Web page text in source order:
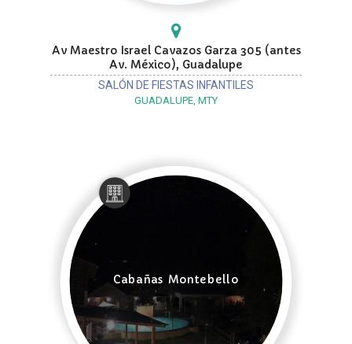
Av Maestro Israel Cavazos Garza 305 (antes
Av. México), Guadalupe
SALÓN DE FIESTAS INFANTILES
GUADALUPE, MTY
Cabañas Montebello